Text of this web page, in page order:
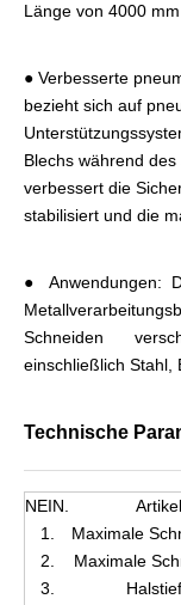
Länge von 4000
● Verbesserte
bezieht sich auf
Blechs während
verbessert die
stabilisiert und die
● Anwendungen:
Schneiden
einschließlich Stahl,
Technische
NEIN. Artikel
1.
Maximale
2.
Maximale
3.